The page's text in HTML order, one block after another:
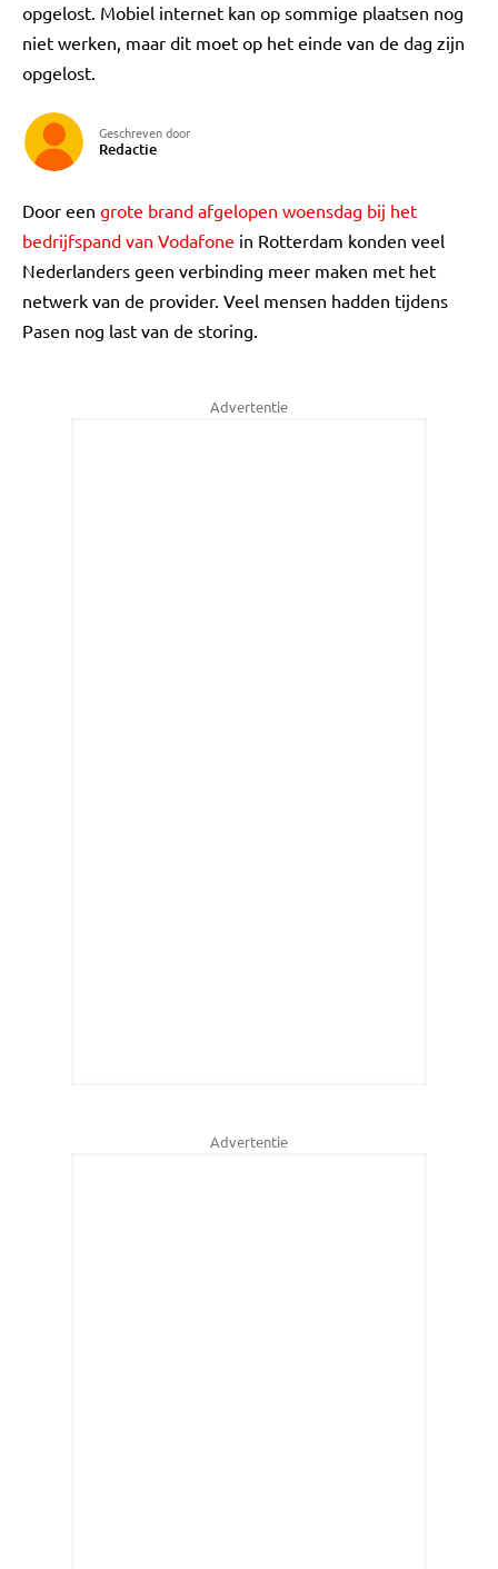
opgelost. Mobiel internet kan op sommige plaatsen nog
niet werken, maar dit moet op het einde van de dag zijn
opgelost.
Geschreven door
Redactie
Door een grote brand afgelopen woensdag bij het
bedrijfspand van Vodafone in Rotterdam konden veel
Nederlanders geen verbinding meer maken met het
netwerk van de provider. Veel mensen hadden tijdens
Pasen nog last van de storing.
Advertentie
Advertentie